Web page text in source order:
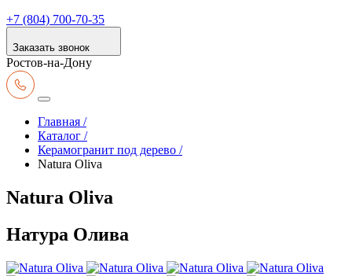
+7 (804) 700-70-35
Заказать звонок
Ростов-на-Дону
Главная /
Каталог /
Керамогранит под дерево /
Natura Oliva
Natura Oliva
Натура Олива